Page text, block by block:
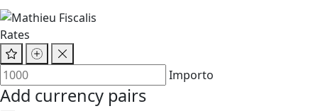
Rates
Importo
Add currency pairs